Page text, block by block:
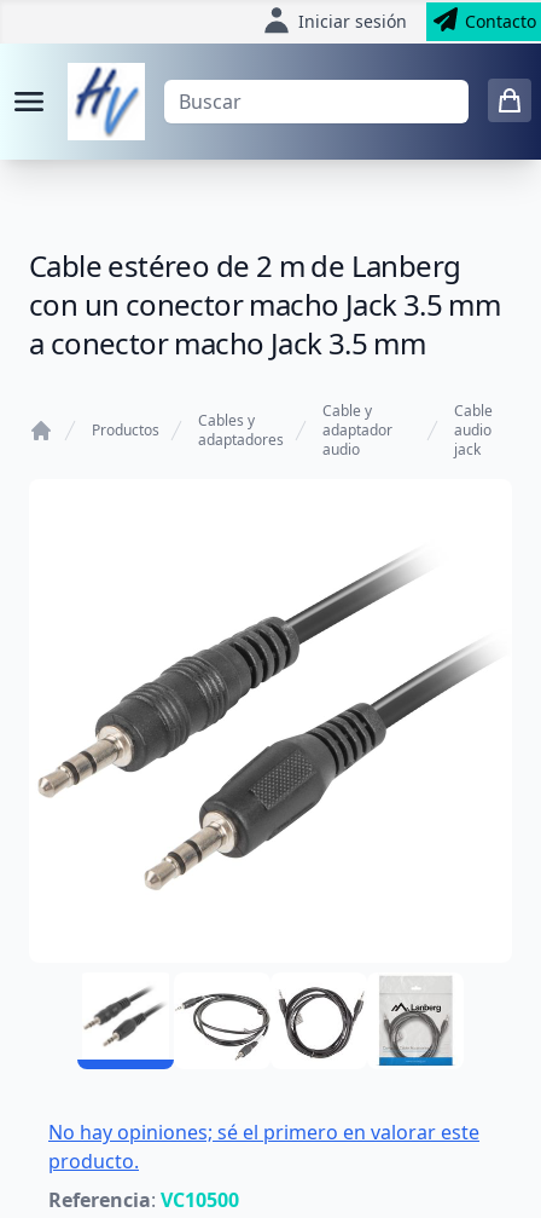
Iniciar sesión Contacto
Cable estéreo de 2 m de Lanberg
con un conector macho Jack 3.5 mm
a conector macho Jack 3.5 mm
Productos
Cables y
adaptadores
Cable y
adaptador
audio
Cable
audio
jack
No hay opiniones; sé el primero en valorar este
producto.
Referencia: VC10500